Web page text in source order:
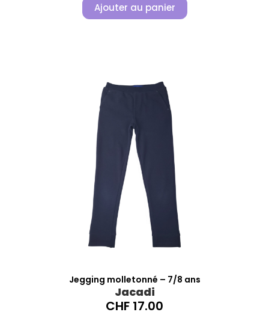
Ajouter au panier
Jegging molletonné – 7/8 ans
Jacadi
CHF 17.00